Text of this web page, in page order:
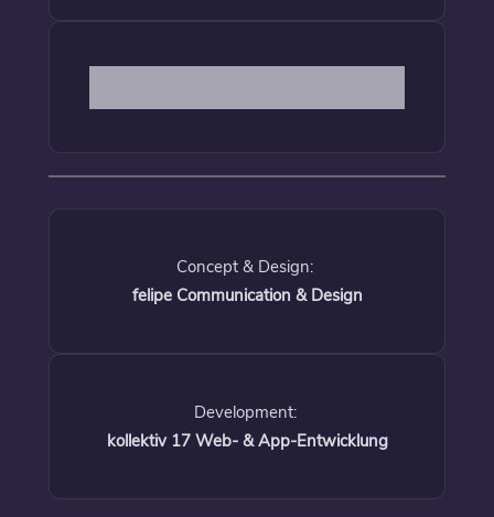
Concept & Design:
felipe Communication & Design
Development:
kollektiv 17 Web- & App-Entwicklung